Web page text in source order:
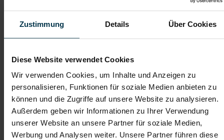
Zustimmung Details Über Cookies
Diese Website verwendet Cookies
Wir verwenden Cookies, um Inhalte und Anzeigen zu
personalisieren, Funktionen für soziale Medien anbieten zu
können und die Zugriffe auf unsere Website zu analysieren.
Außerdem geben wir Informationen zu Ihrer Verwendung
unserer Website an unsere Partner für soziale Medien,
Werbung und Analysen weiter. Unsere Partner führen diese
mit nur 1 Bewerbung
Soziale Absicherung durch
TTI-Betriebsrat und
Fairnessabkommen
Tolle Aus- und
Weiterbildungsangebote
sowie Aufstiegsmöglichkeiten